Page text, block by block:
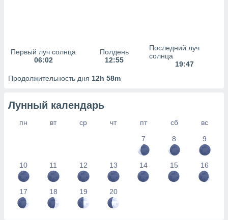
Первый луч солнца
06:02
Полдень
12:55
Последний луч
солнца
19:47
Продолжительность дня 12h 58m
Лунный календарь
пн вт ср чт пт сб
вс
7
8 9
10 11 12 13 14 15 16
17 18 19 20